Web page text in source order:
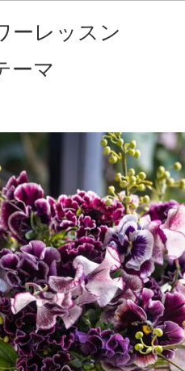
ーレッスン
ーマ